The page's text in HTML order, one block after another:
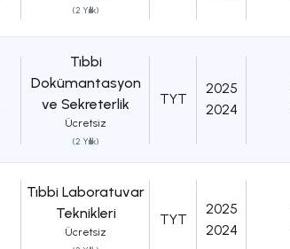
(2 Yıllık)
Tıbbi
Dokümantasyon
ve Sekreterlik
Ücretsiz
(2 Yıllık)
TYT
2025
2024
Tıbbi Laboratuvar
Teknikleri
Ücretsiz
TYT
2025
2024